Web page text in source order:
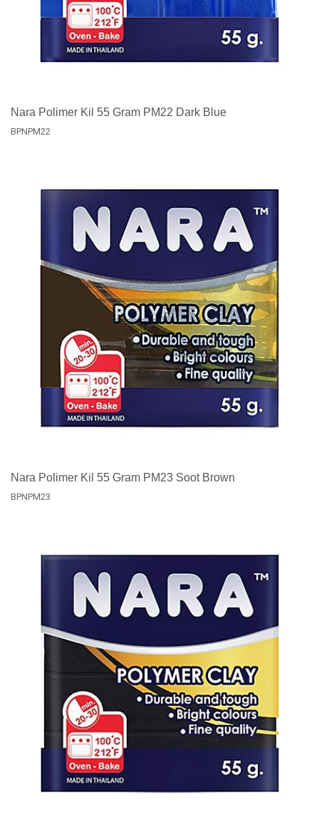
Nara Polimer Kil 55 Gram PM22 Dark Blue
BPNPM22
Nara Polimer Kil 55 Gram PM23 Soot Brown
BPNPM23